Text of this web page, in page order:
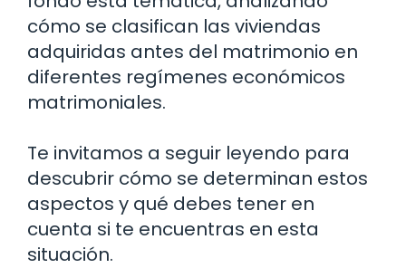
cómo se clasifican las viviendas
adquiridas antes del matrimonio en
diferentes regímenes económicos
matrimoniales.
Te invitamos a seguir leyendo para
descubrir cómo se determinan estos
aspectos y qué debes tener en
cuenta si te encuentras en esta
situación.